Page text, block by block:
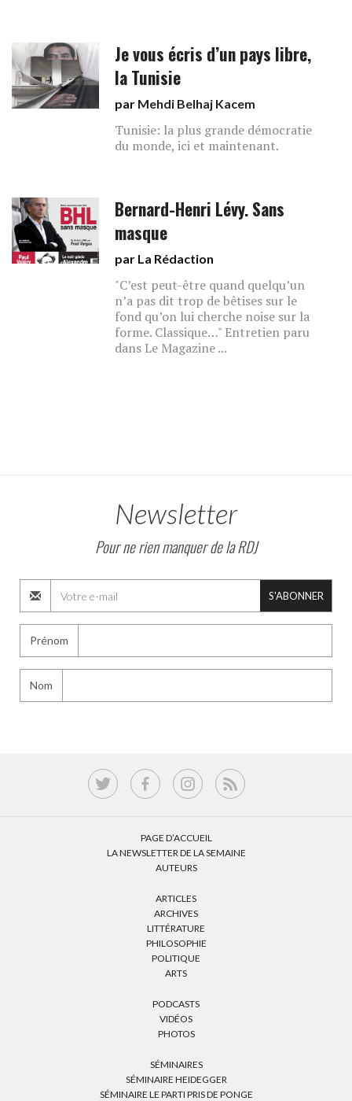
Je vous écris d’un pays libre,
la Tunisie
par Mehdi Belhaj Kacem
Tunisie: la plus grande démocratie
du monde, ici et maintenant.
Bernard-Henri Lévy. Sans
masque
par La Rédaction
"C’est peut-être quand quelqu’un
n’a pas dit trop de bêtises sur le
fond qu’on lui cherche noise sur la
forme. Classique…" Entretien paru
dans Le Magazine ...
Newsletter
Pour ne rien manquer de la RDJ
S'ABONNER
Prénom
Nom
PAGE D’ACCUEIL
LA NEWSLETTER DE LA SEMAINE
AUTEURS
ARTICLES
ARCHIVES
LITTÉRATURE
PHILOSOPHIE
POLITIQUE
ARTS
PODCASTS
VIDÉOS
PHOTOS
SÉMINAIRES
SÉMINAIRE HEIDEGGER
SÉMINAIRE LE PARTI PRIS DE PONGE